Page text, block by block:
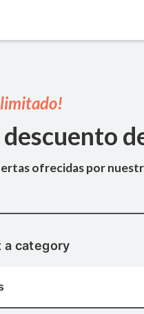
descuento
ofrecidas por
a category